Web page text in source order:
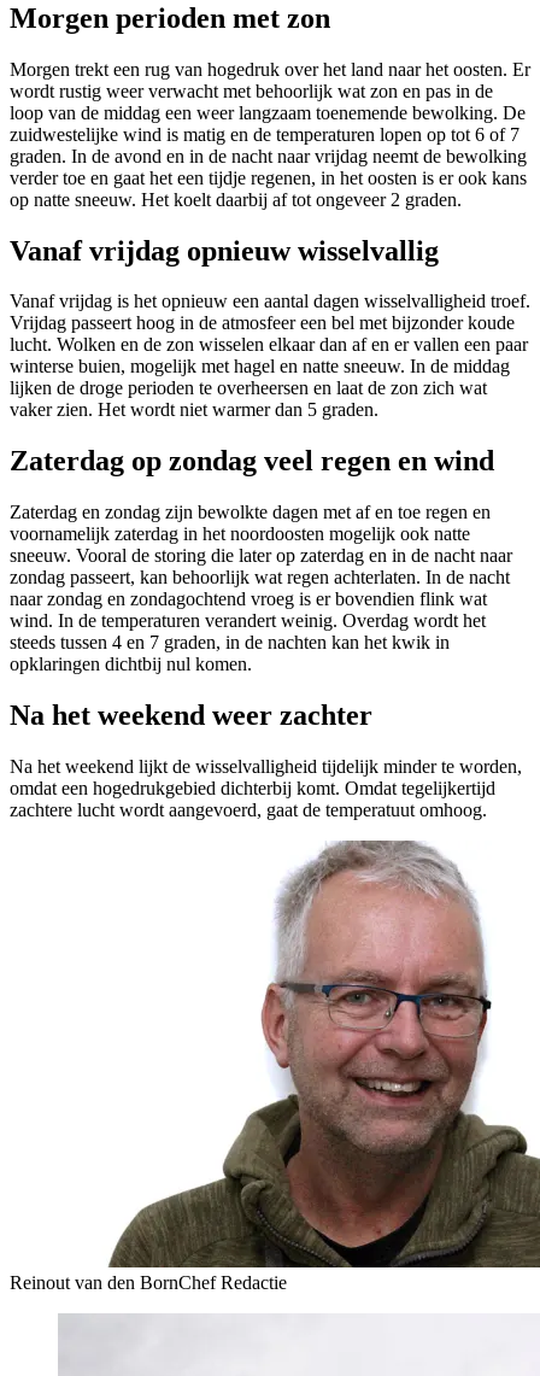
Morgen perioden met zon
Morgen trekt een rug van hogedruk over het land naar het oosten. Er
wordt rustig weer verwacht met behoorlijk wat zon en pas in de
loop van de middag een weer langzaam toenemende bewolking. De
zuidwestelijke wind is matig en de temperaturen lopen op tot 6 of 7
graden. In de avond en in de nacht naar vrijdag neemt de bewolking
verder toe en gaat het een tijdje regenen, in het oosten is er ook kans
op natte sneeuw. Het koelt daarbij af tot ongeveer 2 graden.
Vanaf vrijdag opnieuw wisselvallig
Vanaf vrijdag is het opnieuw een aantal dagen wisselvalligheid troef.
Vrijdag passeert hoog in de atmosfeer een bel met bijzonder koude
lucht. Wolken en de zon wisselen elkaar dan af en er vallen een paar
winterse buien, mogelijk met hagel en natte sneeuw. In de middag
lijken de droge perioden te overheersen en laat de zon zich wat
vaker zien. Het wordt niet warmer dan 5 graden.
Zaterdag op zondag veel regen en wind
Zaterdag en zondag zijn bewolkte dagen met af en toe regen en
voornamelijk zaterdag in het noordoosten mogelijk ook natte
sneeuw. Vooral de storing die later op zaterdag en in de nacht naar
zondag passeert, kan behoorlijk wat regen achterlaten. In de nacht
naar zondag en zondagochtend vroeg is er bovendien flink wat
wind. In de temperaturen verandert weinig. Overdag wordt het
steeds tussen 4 en 7 graden, in de nachten kan het kwik in
opklaringen dichtbij nul komen.
Na het weekend weer zachter
Na het weekend lijkt de wisselvalligheid tijdelijk minder te worden,
omdat een hogedrukgebied dichterbij komt. Omdat tegelijkertijd
zachtere lucht wordt aangevoerd, gaat de temperatuut omhoog.
Reinout van den BornChef Redactie